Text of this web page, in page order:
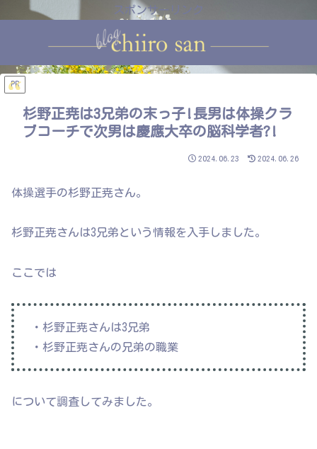
スポンサーリンク
PR
杉野正尭は3兄弟の末っ子!長男は体操クラ
ブコーチで次男は慶應大卒の脳科学者?!
2024.06.23 2024.06.26
体操選手の杉野正尭さん。
杉野正尭さんは3兄弟という情報を入手しました。
ここでは
・杉野正尭さんは3兄弟
・杉野正尭さんの兄弟の職業
について調査してみました。